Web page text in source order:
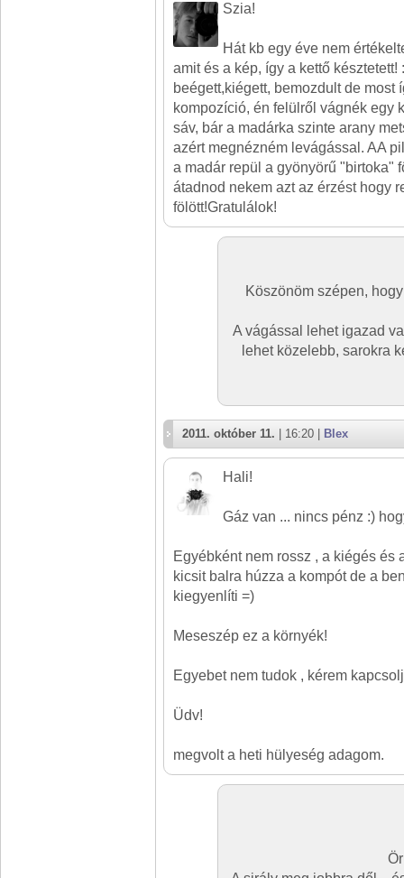
Szia!
Hát kb egy éve nem
amit és a kép, így a kettő késztetett!
beégett,kiégett, bemozdult de most
kompozíció, én felülről vágnék egy
sáv, bár a madárka szinte arany
azért megnézném levágással. AA
a madár repül a gyönyörű "birtoka"
átadnod nekem azt az érzést hogy
fölött!Gratulálok!
Köszönöm szépen,
A vágással lehet igazad
lehet közelebb, sarokra
2011. október 11. | 16:20 | Blex
Hali!
Gáz van ... nincs pénz :)
Egyébként nem rossz , a kiégés és
kicsit balra húzza a kompót de a
kiegyenlíti =)
Meseszép ez a környék!
Egyebet nem tudok , kérem
Üdv!
megvolt a heti hülyeség adagom.